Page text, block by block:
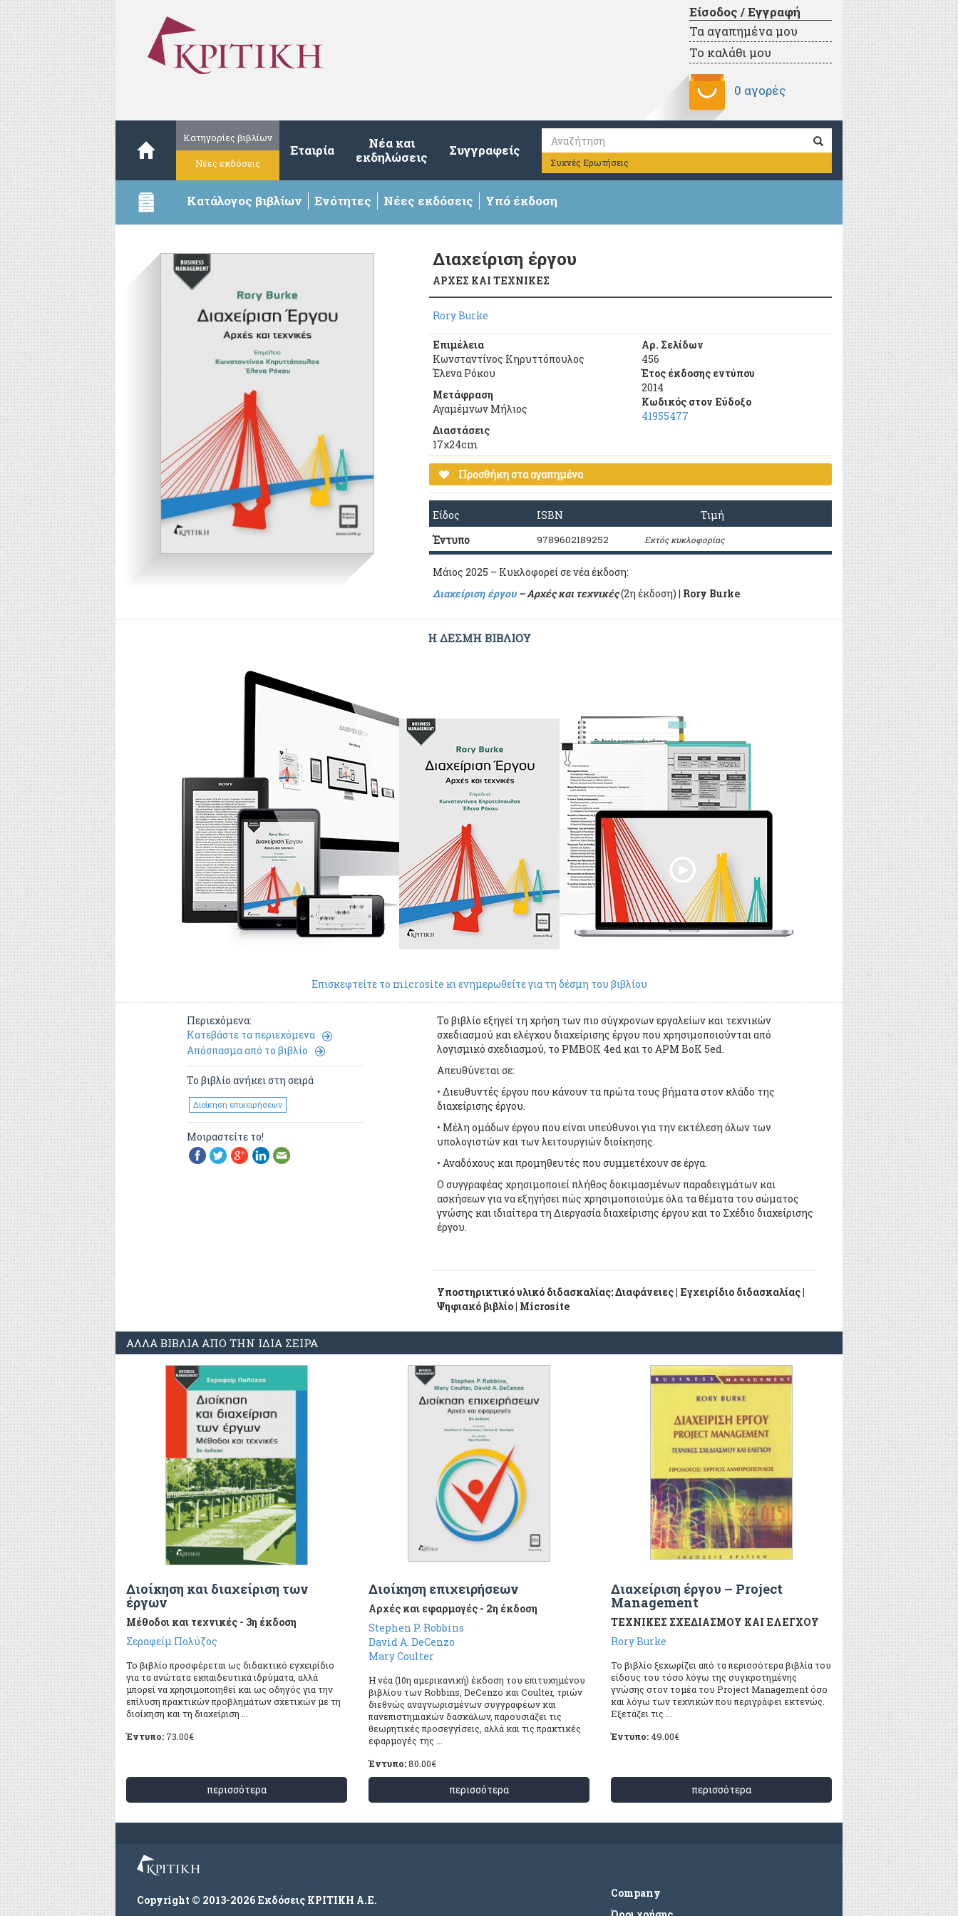
Είσοδος / Εγγραφή
Τα αγαπημένα μου
Το καλάθι μου
0 αγορές
Κατηγορίες βιβλίων
Νέες εκδόσεις
Εταιρία
Νέα και
εκδηλώσεις
Συγγραφείς
Συχνές Ερωτήσεις
Κατάλογος βιβλίων Ενότητες Νέες εκδόσεις Υπό έκδοση
Διαχείριση έργου
ΑΡΧΕΣ ΚΑΙ ΤΕΧΝΙΚΕΣ
Rory Burke
Επιμέλεια
Κωνσταντίνος Κηρυττόπουλος
Έλενα Ρόκου
Μετάφραση
Αγαμέμνων Μήλιος
Διαστάσεις
17χ24cm
Αρ. Σελίδων
456
Έτος έκδοσης εντύπου
2014
Κωδικός στον Εύδοξο
41955477
Προσθήκη στα αγαπημένα
Είδος ISBN
Τιμή
Έντυπο
9789602189252 Εκτός κυκλοφορίας
Μάιος 2025 – Κυκλοφορεί σε νέα έκδοση:
Διαχείριση έργου –Αρχές και τεχνικές(2η έκδοση) | Rory Burke
Η ΔΕΣΜΗ ΒΙΒΛΙΟΥ
Επισκεφτείτε το microsite κι ενημερωθείτε για τη δέσμη του βιβλίου
Περιεχόμενα:
Κατεβάστε τα περιεχόμενα
Απόσπασμα από το βιβλίο
Το βιβλίο ανήκει στη σειρά
Διοίκηση επιχειρήσεων
Μοιραστείτε το!
Το βιβλίο εξηγεί τη χρήση των πιο σύγχρονων εργαλείων και τεχνικών
σχεδιασμού και ελέγχου διαχείρισης έργου που χρησιμοποιούνται από
λογισμικό σχεδιασμού, το PMBOK 4ed και το APM BoK 5ed.
Απευθύνεται σε:
• Διευθυντές έργου που κάνουν τα πρώτα τους βήματα στον κλάδο της
διαχείρισης έργου.
• Μέλη ομάδων έργου που είναι υπεύθυνοι για την εκτέλεση όλων των
υπολογιστών και των λειτουργιών διοίκησης.
• Αναδόχους και προμηθευτές που συμμετέχουν σε έργα.
Ο συγγραφέας χρησιμοποιεί πλήθος δοκιμασμένων παραδειγμάτων και
ασκήσεων για να εξηγήσει πώς χρησιμοποιούμε όλα τα θέματα του σώματος
γνώσης και ιδιαίτερα τη Διεργασία διαχείρισης έργου και το Σχέδιο διαχείρισης
έργου.
Υποστηρικτικό υλικό διδασκαλίας: Διαφάνειες | Εγχειρίδιο διδασκαλίας |
Ψηφιακό βιβλίο | Μicrosite
ΑΛΛΑ ΒΙΒΛΙΑ ΑΠΟ ΤΗΝ ΙΔΙΑ ΣΕΙΡΑ
Διοίκηση και διαχείριση των
έργων
Μέθοδοι και τεχνικές - 3η έκδοση
Σεραφείμ Πολύζος
Το βιβλίο προσφέρεται ως διδακτικό εγχειρίδιο
για τα ανώτατα εκπαιδευτικά ιδρύματα, αλλά
μπορεί να χρησιμοποιηθεί και ως οδηγός για την
επίλυση πρακτικών προβλημάτων σχετικών με τη
διοίκηση και τη διαχείριση ...
Έντυπο: 73.00€
περισσότερα
Διοίκηση επιχειρήσεων
Αρχές και εφαρμογές - 2η έκδοση
Stephen P. Robbins
David A. DeCenzo
Mary Coulter
Η νέα (10η αμερικανική) έκδοση του επιτυχημένου
βιβλίου των Robbins, DeCenzo και Coulter, τριών
διεθνώς αναγνωρισμένων συγγραφέων και
πανεπιστημιακών δασκάλων, παρουσιάζει τις
θεωρητικές προσεγγίσεις, αλλά και τις πρακτικές
εφαρμογές της ...
Έντυπο:80.00€
περισσότερα
Διαχείριση έργου – Project
Management
ΤΕΧΝΙΚΕΣ ΣΧΕΔΙΑΣΜΟΥ ΚΑΙ ΕΛΕΓΧΟΥ
Rory Burke
Το βιβλίο ξεχωρίζει από τα περισσότερα βιβλία του
είδους του τόσο λόγω της συγκροτημένης
γνώσης στον τομέα του Project Management όσο
και λόγω των τεχνικών που περιγράφει εκτενώς.
Εξετάζει τις ...
Έντυπο:49.00€
περισσότερα
Copyright © 2013-2026 Εκδόσεις ΚΡΙΤΙΚΗ Α.Ε.
Company